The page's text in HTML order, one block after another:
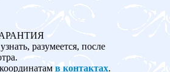
ГАРАНТИЯ
разумеется, после
в контактах.